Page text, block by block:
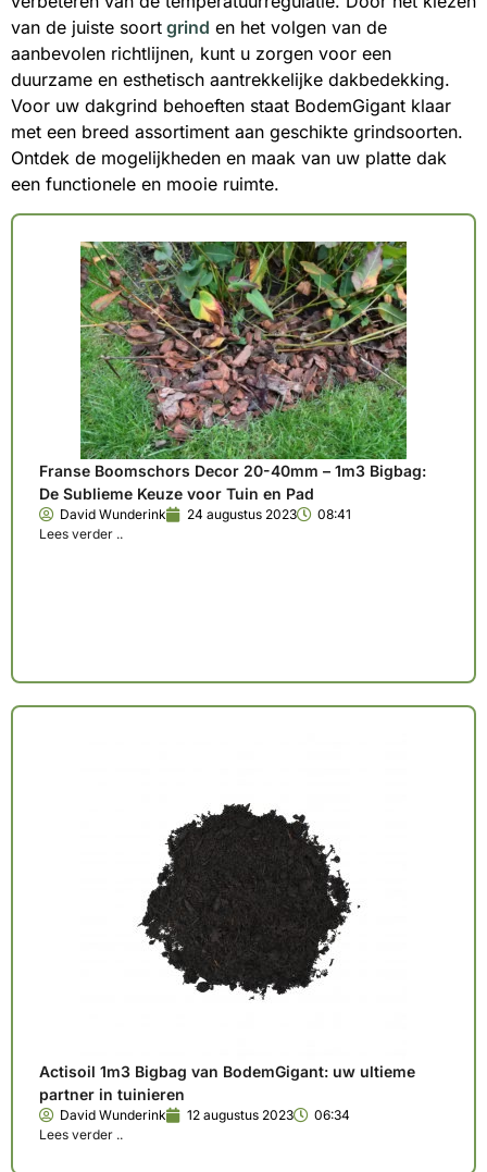
van de juiste soort grind en het volgen van de
aanbevolen richtlijnen, kunt u zorgen voor een
duurzame en esthetisch aantrekkelijke dakbedekking.
Voor uw dakgrind behoeften staat BodemGigant klaar
met een breed assortiment aan geschikte grindsoorten.
Ontdek de mogelijkheden en maak van uw platte dak
een functionele en mooie ruimte.
Franse Boomschors Decor 20-40mm – 1m3 Bigbag:
De Sublieme Keuze voor Tuin en Pad
David Wunderink 24 augustus 2023
08:41
Lees verder ..
Actisoil 1m3 Bigbag van BodemGigant: uw ultieme
partner in tuinieren
David Wunderink 12 augustus 2023
06:34
Lees verder ..